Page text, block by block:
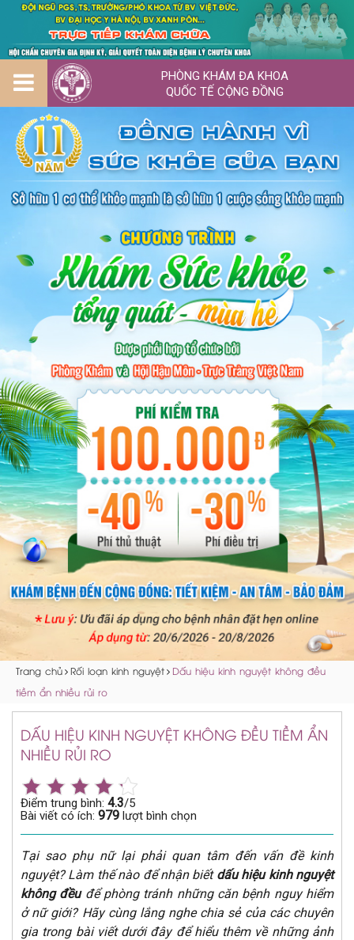
PHÒNG KHÁM ĐA KHOA
QUỐC TẾ CỘNG ĐỒNG
Trang chủ Rối loạn kinh nguyệt
Dấu hiệu kinh nguyệt không đều
tiềm ẩn nhiều rủi ro
DẤU HIỆU KINH NGUYỆT KHÔNG ĐỀU TIỀM ẨN
NHIỀU RỦI RO
Điểm trung bình: 4.3/5
Bài viết có ích: 979 lượt bình chọn
Tại sao phụ nữ lại phải quan tâm đến vấn đề kinh
nguyệt? Làm thế nào để nhận biếtdấu hiệu kinh nguyệt
không đềuđể phòng tránh những căn bệnh nguy hiểm
ở nữ giới? Hãy cùng lắng nghe chia sẻ của các chuyên
gia trong bài viết dưới đây để hiểu thêm về những ảnh